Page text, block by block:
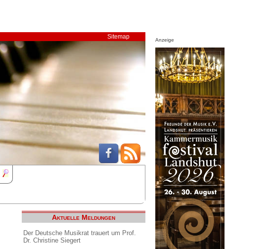
Sitemap
Aktuelle Meldungen
Der Deutsche Musikrat trauert um Prof.
Dr. Christine Siegert
Anzeige